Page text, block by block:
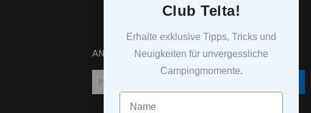
ANMELDUNG
Club Telta!
Erhalte exklusive Tipps, Tricks und
Neuigkeiten für unvergessliche
Campingmomente.
Navn